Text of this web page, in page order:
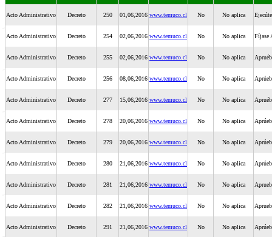
Acto Administrativo Decreto 250 01,06,2016 www.temuco.cl No No aplica
Acto Administrativo Decreto 254 02,06,2016 www.temuco.cl No No aplica Fíjase
Acto Administrativo Decreto 255 02,06,2016 www.temuco.cl No No aplica
Acto Administrativo Decreto 256 08,06,2016 www.temuco.cl No No aplica
Acto Administrativo Decreto 277 15,06,2016 www.temuco.cl No No aplica
Acto Administrativo Decreto 278 20,06,2016 www.temuco.cl No No aplica
Acto Administrativo Decreto 279 20,06,2016 www.temuco.cl No No aplica
Acto Administrativo Decreto 280 21,06,2016 www.temuco.cl No No aplica
Acto Administrativo Decreto 281 21,06,2016 www.temuco.cl No No aplica
Acto Administrativo Decreto 282 21,06,2016 www.temuco.cl No No aplica
Acto Administrativo Decreto 291 21,06,2016 www.temuco.cl No No aplica